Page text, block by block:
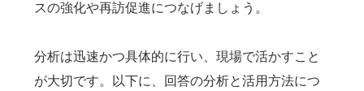
スの強化や再訪促進につなげましょう。
分析は迅速かつ具体的に行い、現場で活かすこと
が大切です。以下に、回答の分析と活用方法につ